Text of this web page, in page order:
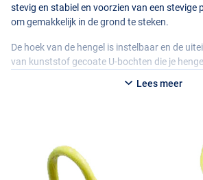
stevig en stabiel en voorzien van een stevige
om gemakkelijk in de grond te steken.
De hoek van de hengel is instelbaar en de
van kunststof gecoate U-bochten die je
Lees meer